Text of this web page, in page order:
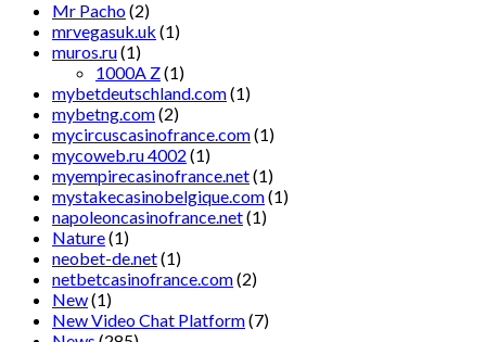
Mr Pacho(2)
mrvegasuk.uk (1)
muros.ru(1)
1000A Z(1)
mybetdeutschland.com(1)
mybetng.com(2)
mycircuscasinofrance.com(1)
mycoweb.ru 4002 (1)
myempirecasinofrance.net(1)
mystakecasinobelgique.com(1)
napoleoncasinofrance.net(1)
Nature(1)
neobet-de.net(1)
netbetcasinofrance.com(2)
New(1)
New Video Chat Platform(7)